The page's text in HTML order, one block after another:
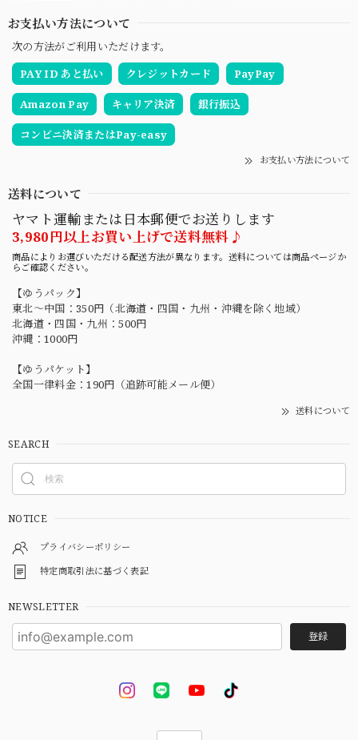
お支払い方法について
次の方法がご利用いただけます。
PAY ID あと払い
クレジットカード PayPay
Amazon Pay キャリア決済 銀行振込
コンビニ決済またはPay-easy
お支払い方法について
送料について
ヤマト運輸または日本郵便でお送りします
3,980円以上お買い上げで送料無料♪
商品によりお選びいただける配送方法が異なります。送料については商品ページか
らご確認ください。
【ゆうパック】
東北〜中国：350円（北海道・四国・九州・沖縄を除く地域）
北海道・四国・九州：500円
沖縄：1000円
【ゆうパケット】
全国一律料金：190円（追跡可能メール便）
送料について
SEARCH
NOTICE
プライバシーポリシー
特定商取引法に基づく表記
NEWSLETTER
登録